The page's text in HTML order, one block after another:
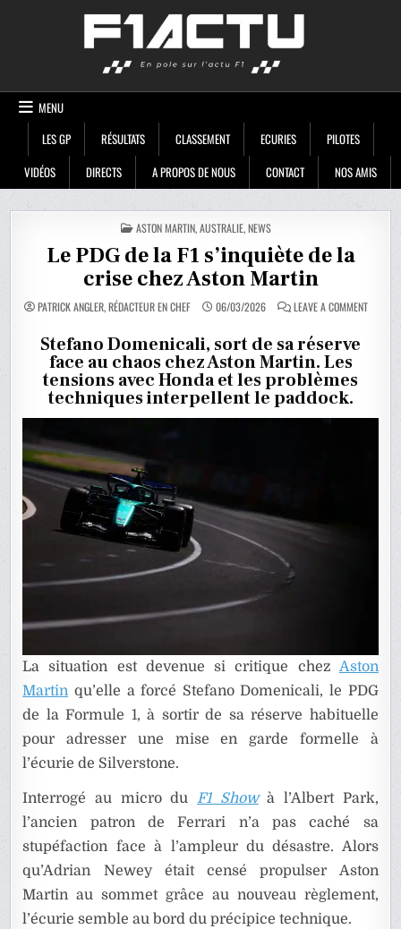
MENU
LES GP
RÉSULTATS CLASSEMENT ECURIES
PILOTES
VIDÉOS
DIRECTS A PROPOS DE NOUS CONTACT NOS AMIS
POSTED
IN
ASTON MARTIN,AUSTRALIE,NEWS
Le PDG de la F1 s’inquiète de la
crise chez Aston Martin
PATRICK ANGLER, RÉDACTEUR EN CHEF 06/03/2026 LEAVE A COMMENTON
Stefano Domenicali, sort de sa réserve
face au chaos chez Aston Martin. Les
tensions avec Honda et les problèmes
techniques interpellent le paddock.
La situation est devenue si critique chez Aston
Martin qu’elle a forcé Stefano Domenicali, le PDG
de la Formule 1, à sortir de sa réserve habituelle
pour adresser une mise en garde formelle à
l’écurie de Silverstone.
Interrogé au micro du F1 Showà l’Albert Park,
l’ancien patron de Ferrari n’a pas caché sa
stupéfaction face à l’ampleur du désastre. Alors
qu’Adrian Newey était censé propulser Aston
Martin au sommet grâce au nouveau règlement,
l’écurie semble au bord du précipice technique.